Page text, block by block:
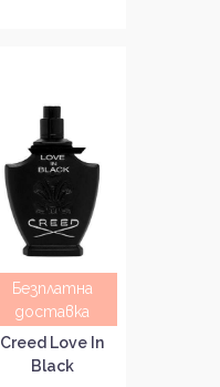
Безплатна
доставка
Creed Love In
Black